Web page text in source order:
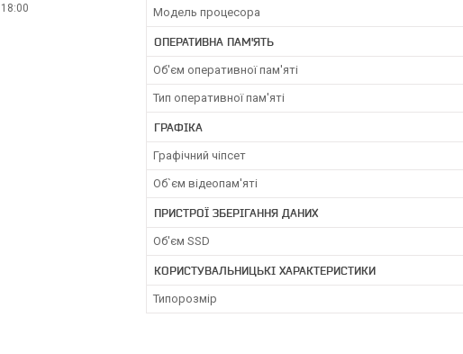
Модель процесора
ОПЕРАТИВНА ПАМ'ЯТЬ
Об'єм оперативної пам'яті
Тип оперативної пам'яті
ГРАФІКА
Графічний чіпсет
Об`єм відеопам'яті
ПРИСТРОЇ ЗБЕРІГАННЯ ДАНИХ
Об'єм SSD
КОРИСТУВАЛЬНИЦЬКІ ХАРАКТЕРИСТИКИ
Типорозмір
18:00